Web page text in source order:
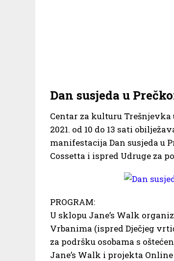
Dan susjeda u
Centar za kulturu
2021. od 10 do 13 sati
manifestacija Dan susjeda u
Cossetta i ispred Udruge za
PROGRAM:
U sklopu Jane’s Walk
Vrbanima (ispred Dječjeg
za podršku osobama s
Jane’s Walk i projekta